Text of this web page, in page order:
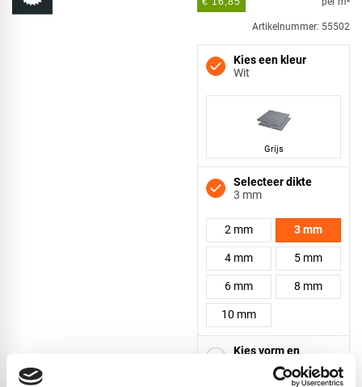
Artikelnummer: 55502
Kies een kleur
Wit
Grijs
Selecteer dikte
3 mm
2 mm 3 mm
4 mm 5 mm
6 mm 8 mm
10 mm
Kies vorm en
afmeting